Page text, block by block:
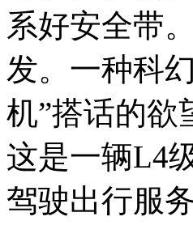
系好安全带
发。一种科
机”搭话的欲
这是一辆L4
驾驶出行服